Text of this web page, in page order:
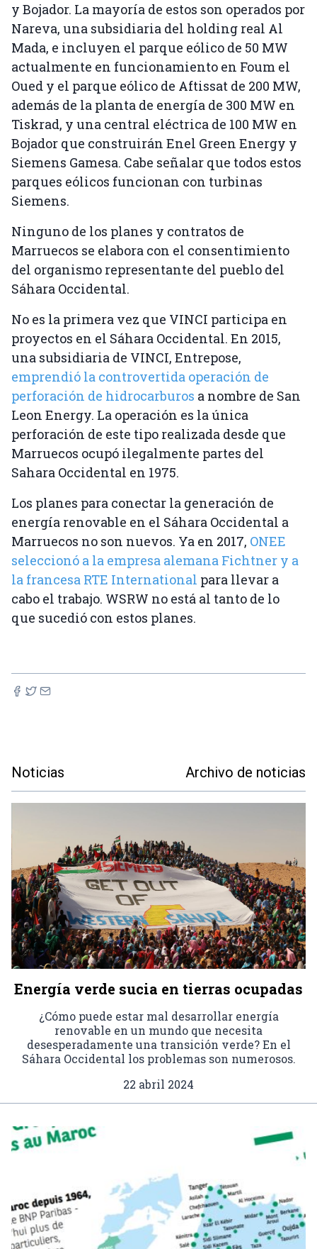
y Bojador. La mayoría de estos son operados por
Nareva, una subsidiaria del holding real Al
Mada, e incluyen el parque eólico de 50 MW
actualmente en funcionamiento en Foum el
Oued y el parque eólico de Aftissat de 200 MW,
además de la planta de energía de 300 MW en
Tiskrad, y una central eléctrica de 100 MW en
Bojador que construirán Enel Green Energy y
Siemens Gamesa. Cabe señalar que todos estos
parques eólicos funcionan con turbinas
Siemens.
Ninguno de los planes y contratos de
Marruecos se elabora con el consentimiento
del organismo representante del pueblo del
Sáhara Occidental.
No es la primera vez que VINCI participa en
proyectos en el Sáhara Occidental. En 2015,
una subsidiaria de VINCI, Entrepose,
emprendió la controvertida operación de
perforación de hidrocarburos a nombre de San
Leon Energy. La operación es la única
perforación de este tipo realizada desde que
Marruecos ocupó ilegalmente partes del
Sahara Occidental en 1975.
Los planes para conectar la generación de
energía renovable en el Sáhara Occidental a
Marruecos no son nuevos. Ya en 2017, ONEE
seleccionó a la empresa alemana Fichtner y a
la francesa RTE International para llevar a
cabo el trabajo. WSRW no está al tanto de lo
que sucedió con estos planes.
Noticias Archivo de noticias
Energía verde sucia en tierras ocupadas
¿Cómo puede estar mal desarrollar energía
renovable en un mundo que necesita
desesperadamente una transición verde? En el
Sáhara Occidental los problemas son numerosos.
22 abril 2024